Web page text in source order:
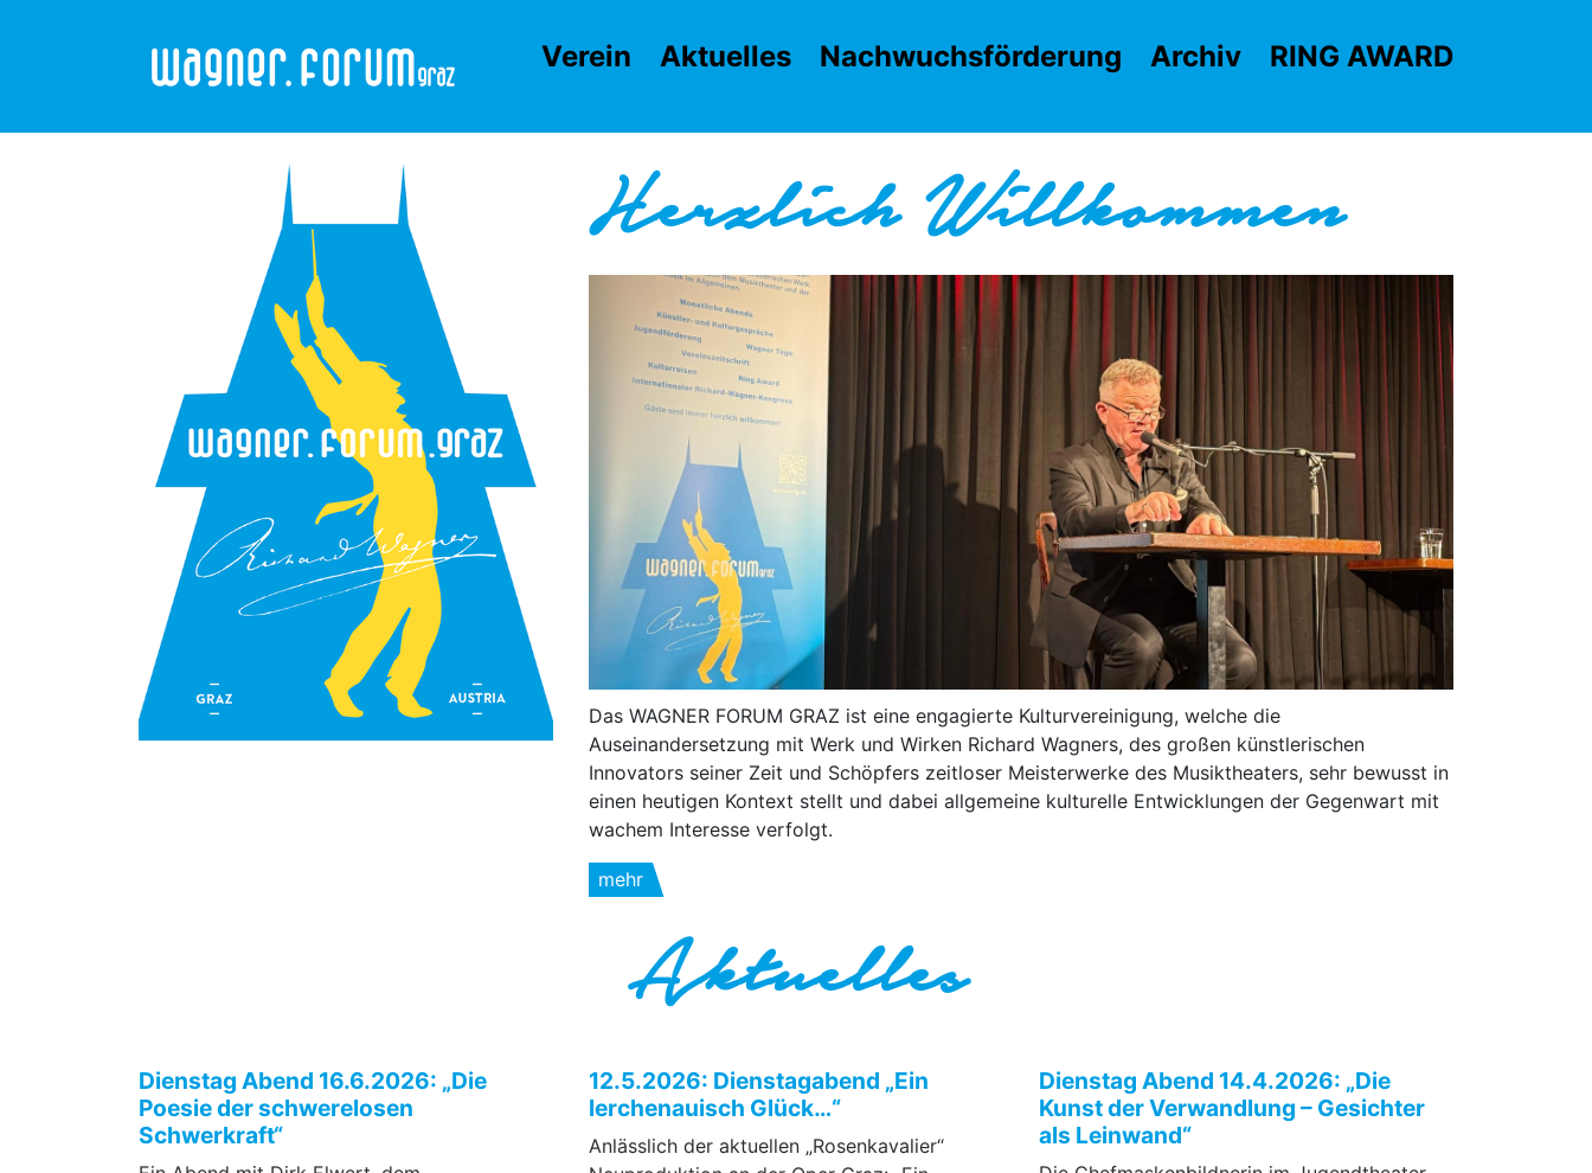
Verein Aktuelles Nachwuchsförderung Archiv RING AWARD
Herzlich Willkommen
Das WAGNER FORUM GRAZ ist eine engagierte Kulturvereinigung, welche die
Auseinandersetzung mit Werk und Wirken Richard Wagners, des großen künstlerischen
Innovators seiner Zeit und Schöpfers zeitloser Meisterwerke des Musiktheaters, sehr bewusst in
einen heutigen Kontext stellt und dabei allgemeine kulturelle Entwicklungen der Gegenwart mit
wachem Interesse verfolgt.
mehr
Aktuelles
Dienstag Abend 16.6.2026: „Die
Poesie der schwerelosen
Schwerkraft“
12.5.2026: Dienstagabend „Ein
lerchenauisch Glück…“
Anlässlich der aktuellen „Rosenkavalier“
Dienstag Abend 14.4.2026: „Die
Kunst der Verwandlung – Gesichter
als Leinwand“